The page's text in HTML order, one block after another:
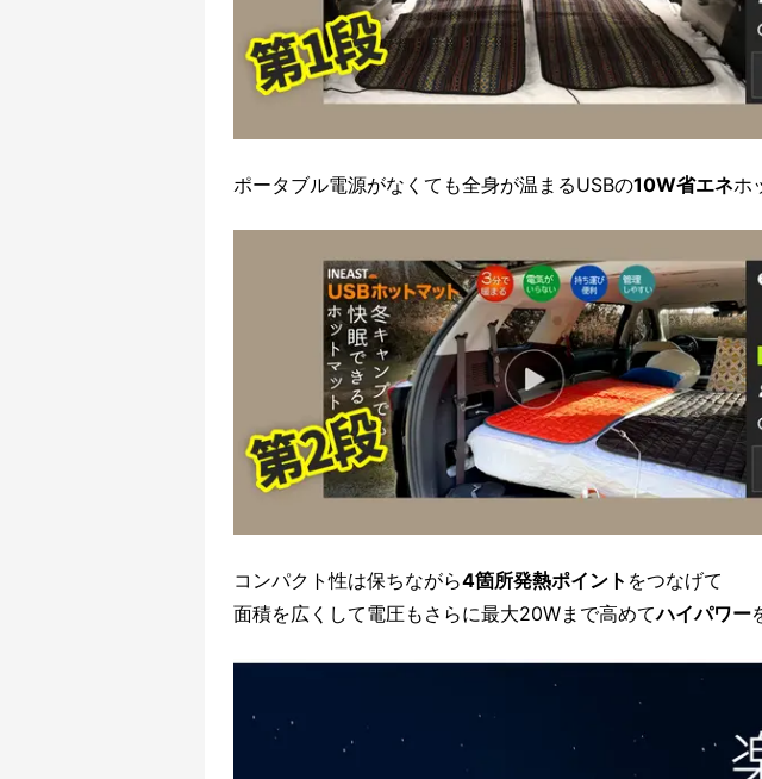
ポータブル電源がなくても全身が温まるUSBの10W省エネホ
コンパクト性は保ちながら4箇所発熱ポイント をつなげて
面積を広くして電圧もさらに最大20Wまで高めてハイパワー